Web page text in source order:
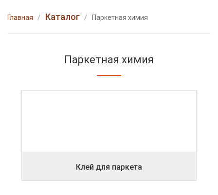
Главная Каталог Паркетная химия
Паркетная химия
Клей для паркета